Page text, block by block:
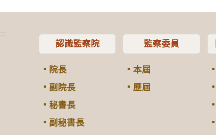
:::
認識監察院
院長
副院長
秘書長
副秘書長
監察委員
本屆
歷屆